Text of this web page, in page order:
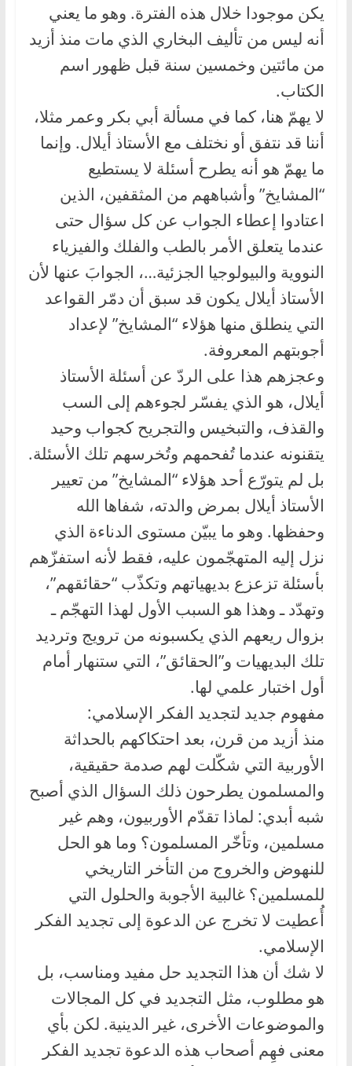
يكن موجودا خلال هذه الفترة. وهو ما يعني
أنه ليس من تأليف البخاري الذي مات منذ أزيد
من مائتين وخمسين سنة قبل ظهور اسم
الكتاب.
لا يهمّ هنا، كما في مسألة أبي بكر وعمر مثلا،
أننا قد نتفق أو نختلف مع الأستاذ أيلال. وإنما
ما يهمّ هو أنه يطرح أسئلة لا يستطيع
“المشايخ” وأشباههم من المثقفين، الذين
اعتادوا إعطاء الجواب عن كل سؤال حتى
عندما يتعلق الأمر بالطب والفلك والفيزياء
النووية والبيولوجيا الجزئية…، الجوابَ عنها لأن
الأستاذ أيلال يكون قد سبق أن دمّر القواعد
التي ينطلق منها هؤلاء “المشايخ” لإعداد
أجوبتهم المعروفة.
وعجزهم هذا على الردّ عن أسئلة الأستاذ
أيلال، هو الذي يفسّر لجوءهم إلى السب
والقذف، والتبخيس والتجريح كجواب وحيد
يتقنونه عندما تُفحمهم وتُخرسهم تلك الأسئلة.
بل لم يتورّع أحد هؤلاء “المشايخ” من تعيير
الأستاذ أيلال بمرض والدته، شفاها الله
وحفظها. وهو ما يبيّن مستوى الدناءة الذي
نزل إليه المتهجّمون عليه، فقط لأنه استفزّهم
بأسئلة تزعزع بديهياتهم وتكذّب “حقائقهم”،
وتهدّد ـ وهذا هو السبب الأول لهذا التهجّم ـ
بزوال ريعهم الذي يكسبونه من ترويج وترديد
تلك البديهيات و”الحقائق”، التي ستنهار أمام
أول اختبار علمي لها.
مفهوم جديد لتجديد الفكر الإسلامي:
منذ أزيد من قرن، بعد احتكاكهم بالحداثة
الأوربية التي شكّلت لهم صدمة حقيقية،
والمسلمون يطرحون ذلك السؤال الذي أصبح
شبه أبدي: لماذا تقدّم الأوربيون، وهم غير
مسلمين، وتأخّر المسلمون؟ وما هو الحل
للنهوض والخروج من التأخر التاريخي
للمسلمين؟ غالبية الأجوبة والحلول التي
أُعطيت لا تخرج عن الدعوة إلى تجديد الفكر
الإسلامي.
لا شك أن هذا التجديد حل مفيد ومناسب، بل
هو مطلوب، مثل التجديد في كل المجالات
والموضوعات الأخرى، غير الدينية. لكن بأي
معنى فهِم أصحاب هذه الدعوة تجديد الفكر